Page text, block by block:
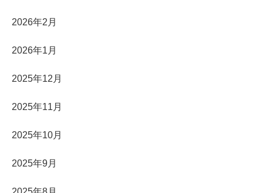
2026年2月
2026年1月
2025年12月
2025年11月
2025年10月
2025年9月